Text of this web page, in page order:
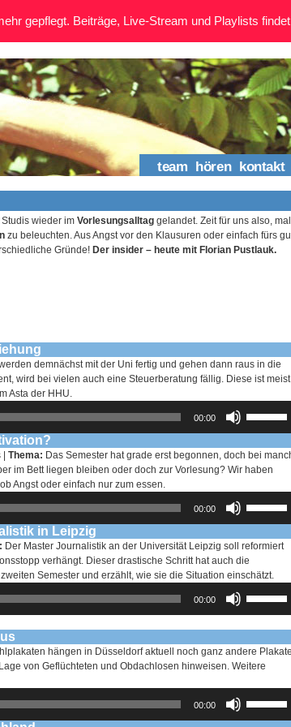
team hören kontakt
wieder im Vorlesungsalltag gelandet. Zeit für uns also, mal
zu beleuchten. Aus Angst vor den Klausuren oder einfach fürs
Gründe! Der insider – heute mit Florian Pustlauk.
demnächst mit der Uni fertig und gehen dann raus in die
wird bei vielen auch eine Steuerberatung fällig. Diese ist meist
Asta der HHU.
00:00
Hoch/
benutzen,
um
die
zu
regeln.
| Thema: Das Semester hat grade erst begonnen, doch bei
im Bett liegen bleiben oder doch zur Vorlesung? Wir haben
Angst oder einfach nur zum essen.
00:00
Hoch/
benutzen,
um
die
Lautstärke
zu
regeln.
in Leipzig
Der Master Journalistik an der Universität Leipzig soll reformiert
verhängt. Dieser drastische Schritt hat auch die
Semester und erzählt, wie sie die Situation einschätzt.
00:00
Hoch/
benutzen,
um
die
Lautstärke
regeln.
hängen in Düsseldorf aktuell noch ganz andere
von Geflüchteten und Obdachlosen hinweisen. Weitere
00:00
Hoch/
benutzen,
gepflegt. Beiträge, Live-Stream und Playlists